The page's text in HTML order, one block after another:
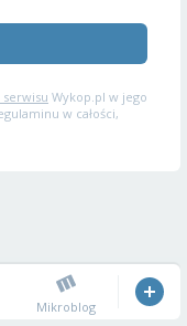
serwisu Wykop.pl w jego
w całości,
Mikroblog